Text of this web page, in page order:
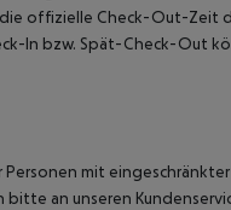
offizielle Check-Out-Zeit
In bzw. Spät-Check-Out
Personen mit
bitte an unseren